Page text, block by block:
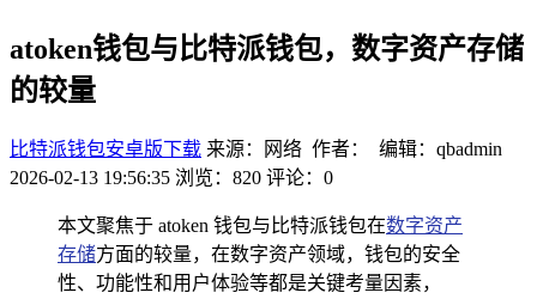
atoken钱包与比特派钱包，数字资产存储
的较量
比特派钱包安卓版下载 来源：网络 作者： 编辑：qbadmin
2026-02-13 19:56:35 浏览：820 评论：0
本文聚焦于 atoken 钱包与比特派钱包在数字资产
存储方面的较量，在数字资产领域，钱包的安全
性、功能性和用户体验等都是关键考量因素，